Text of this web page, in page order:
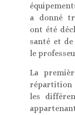
a donné
ont été
santé et de
le
La
répartition
les